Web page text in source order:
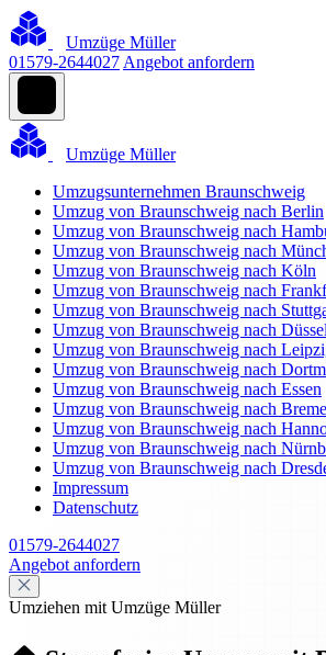
Umzüge Müller
01579-2644027 Angebot anfordern
Umzüge Müller
Umzugsunternehmen Braunschweig
Umzug von Braunschweig nach Berlin
Umzug von Braunschweig nach
Umzug von Braunschweig nach
Umzug von Braunschweig nach Köln
Umzug von Braunschweig nach
Umzug von Braunschweig nach
Umzug von Braunschweig nach
Umzug von Braunschweig nach
Umzug von Braunschweig nach
Umzug von Braunschweig nach Essen
Umzug von Braunschweig nach
Umzug von Braunschweig nach
Umzug von Braunschweig nach
Umzug von Braunschweig nach
Impressum
Datenschutz
01579-2644027
Angebot anfordern
Umziehen mit Umzüge Müller